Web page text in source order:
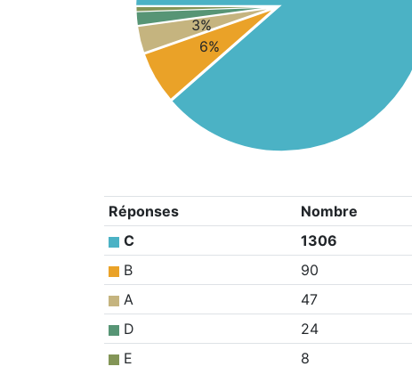
6%
3%
Réponses Nombre
C
1306
B
90
A
47
D
24
E
8